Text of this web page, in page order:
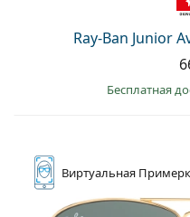
Ray-Ban Junior
Бесплатная
Виртуальная